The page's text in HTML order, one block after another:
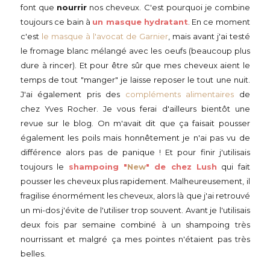
font que nourrir nos cheveux. C'est pourquoi je combine
toujours ce bain à un masque hydratant . En ce moment
c'est le masque à l'avocat de Garnier, mais avant j'ai testé
le fromage blanc mélangé avec les oeufs (beaucoup plus
dure à rincer). Et pour être sûr que mes cheveux aient le
temps de tout "manger" je laisse reposer le tout une nuit.
J'ai également pris des compléments alimentaires de
chez Yves Rocher. Je vous ferai d'ailleurs bientôt une
revue sur le blog. On m'avait dit que ça faisait pousser
également les poils mais honnêtement je n'ai pas vu de
différence alors pas de panique ! Et pour finir j'utilisais
toujours le shampoing "New" de chez Lush qui fait
pousser les cheveux plus rapidement. Malheureusement, il
fragilise énormément les cheveux, alors là que j'ai retrouvé
un mi-dos j'évite de l'utiliser trop souvent. Avant je l'utilisais
deux fois par semaine combiné à un shampoing très
nourrissant et malgré ça mes pointes n'étaient pas très
belles.